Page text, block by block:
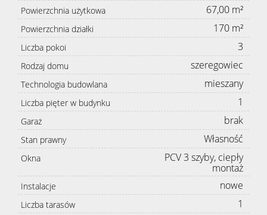
Powierzchnia użytkowa 67,00 m²
Powierzchnia działki 170 m²
Liczba pokoi 3
Rodzaj domu szeregowiec
Technologia budowlana mieszany
Liczba pięter w budynku 1
Garaż brak
Stan prawny Własność
Okna
PCV 3 szyby, ciepły
montaż
Instalacje nowe
Liczba tarasów 1